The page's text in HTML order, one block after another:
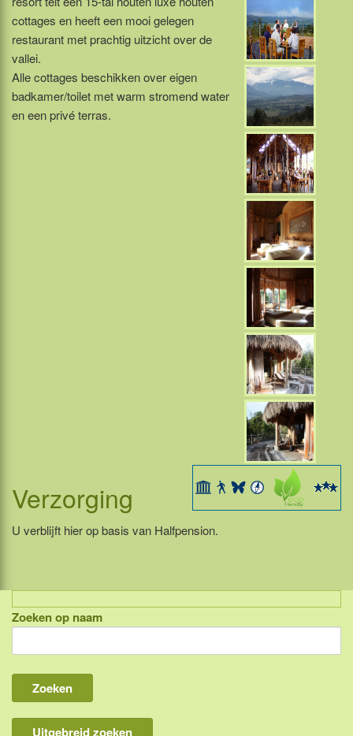
cottages en heeft een mooi gelegen
restaurant met prachtig uitzicht over de
vallei.
Alle cottages beschikken over eigen
badkamer/toilet met warm stromend water
en een privé terras.
Verzorging
U verblijft hier op basis van Halfpension.
Indonesië, eilandcombinaties
Bali
Lombok
Flores & Komodo
Zoeken op naam
Uitgebreid zoeken